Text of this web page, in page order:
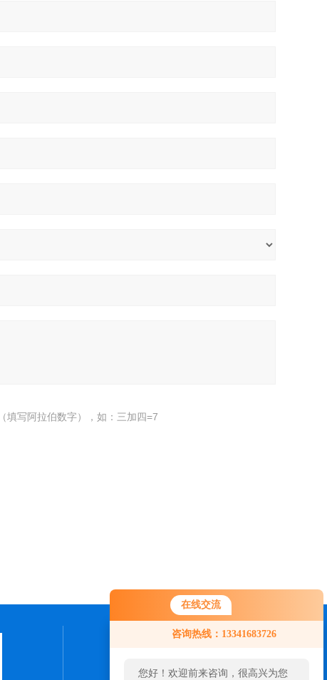
在线交流
咨询热线：13341683726
您好！欢迎前来咨询，很高兴为您
填写阿拉伯数字），如：三加四=7
联系我们